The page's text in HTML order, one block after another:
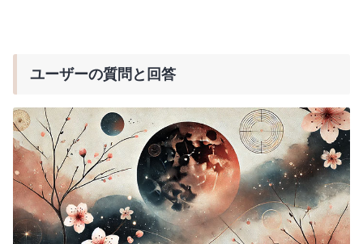
ユーザーの質問と回答